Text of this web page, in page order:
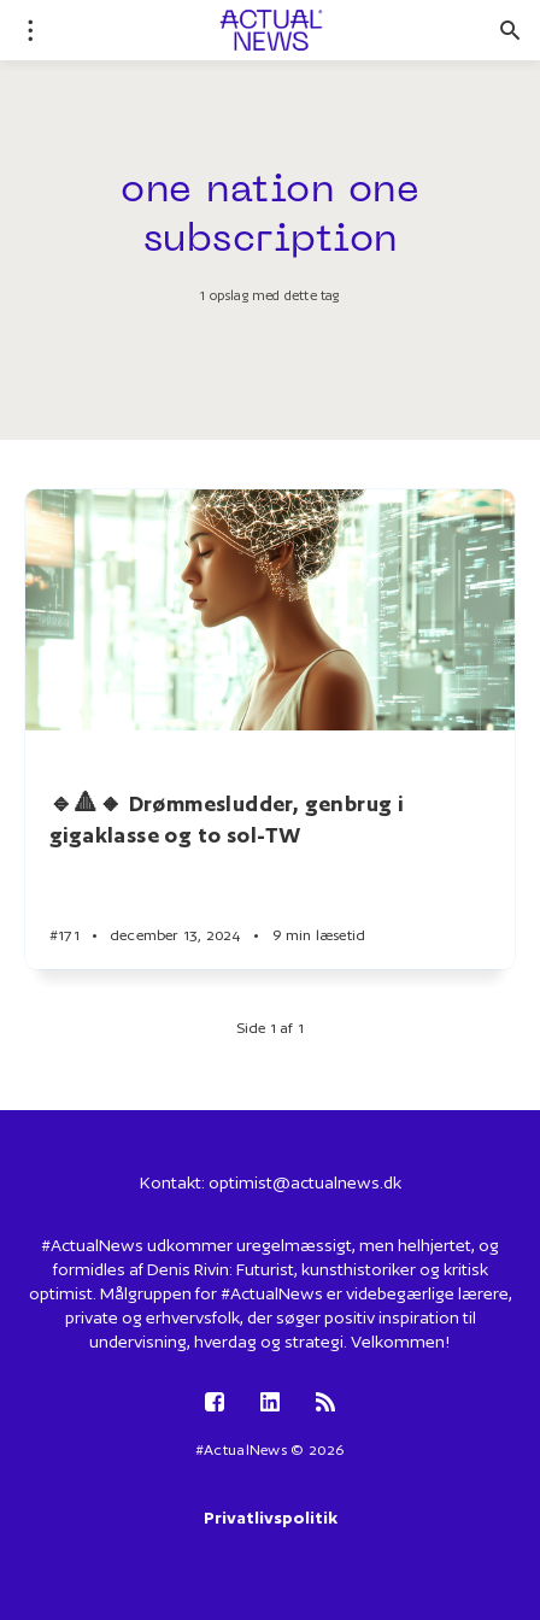
one nation one
subscription
1 opslag med dette tag
🔹🔺🔸 Drømmesludder, genbrug i
gigaklasse og to sol-TW
#171 • december 13, 2024 • 9 min læsetid
Side 1 af 1
Kontakt: optimist@actualnews.dk
#ActualNews udkommer uregelmæssigt, men helhjertet, og
formidles af Denis Rivin: Futurist, kunsthistoriker og kritisk
optimist. Målgruppen for #ActualNews er videbegærlige lærere,
private og erhvervsfolk, der søger positiv inspiration til
undervisning, hverdag og strategi. Velkommen!
#ActualNews © 2026
Privatlivspolitik